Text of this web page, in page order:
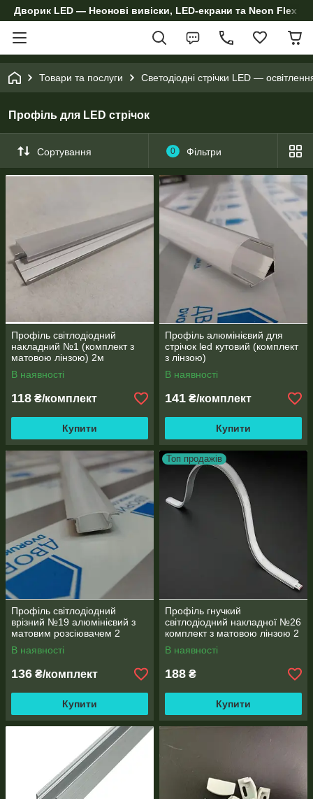
Дворик LED — Неонові вивіски, LED-екрани та Neon Flex
Товари та послуги Светодіодні стрічки LED —
Профіль для LED стрічок
Сортування 0 Фільтри
Профіль світлодіодний
накладний №1 (комплект з
матовою лінзою) 2м
В наявності
118 ₴/комплект
Купити
Профіль алюмінієвий для
стрічок led кутовий (комплект
з лінзою)
В наявності
141 ₴/комплект
Купити
Профіль світлодіодний
врізний №19 алюмінієвий з
матовим розсіювачем 2
метри
В наявності
136 ₴/комплект
Купити
Топ продажів
Профіль гнучкий
світлодіодний накладної №26
комплект з матовою лінзою 2
метри
В наявності
188 ₴
Купити